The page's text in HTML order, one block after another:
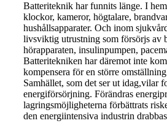
Batteriteknik har funnits länge. I
klockor, kameror, högtalare,
hushållsapparater. Och inom
livsviktig utrustning som försörjs av
hörapparaten, insulinpumpen,
Batteritekniken har däremot inte
kompensera för en större
Samhället, som det ser ut idag,vilar
energiförsörjning. Förändras
lagringsmöjligheterna förbättrats
den energiintensiva industrin